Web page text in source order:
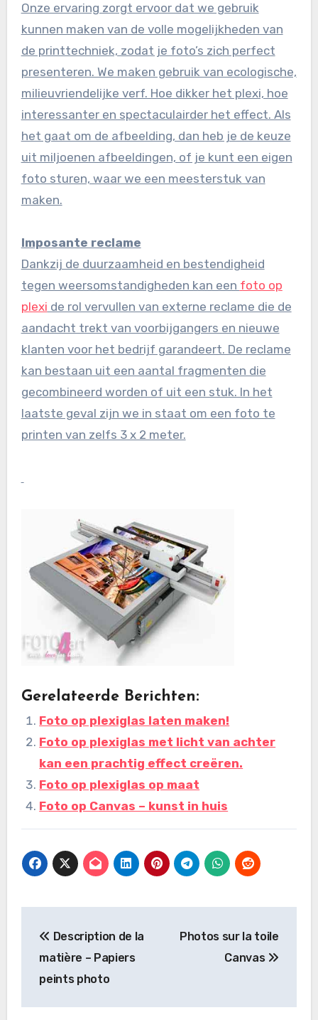
Onze ervaring zorgt ervoor dat we gebruik
kunnen maken van de volle mogelijkheden van
de printtechniek, zodat je foto’s zich perfect
presenteren. We maken gebruik van ecologische,
milieuvriendelijke verf. Hoe dikker het plexi, hoe
interessanter en spectaculairder het effect. Als
het gaat om de afbeelding, dan heb je de keuze
uit miljoenen afbeeldingen, of je kunt een eigen
foto sturen, waar we een meesterstuk van
maken.
Imposante reclame
Dankzij de duurzaamheid en bestendigheid
tegen weersomstandigheden kan een foto op
plexi de rol vervullen van externe reclame die de
aandacht trekt van voorbijgangers en nieuwe
klanten voor het bedrijf garandeert. De reclame
kan bestaan uit een aantal fragmenten die
gecombineerd worden of uit een stuk. In het
laatste geval zijn we in staat om een foto te
printen van zelfs 3 x 2 meter.
Gerelateerde Berichten:
Foto op plexiglas laten maken!
Foto op plexiglas met licht van achter
kan een prachtig effect creëren.
Foto op plexiglas op maat
Foto op Canvas – kunst in huis
navigatie
Description de la
matière – Papiers
peints photo
Photos sur la toile
Canvas